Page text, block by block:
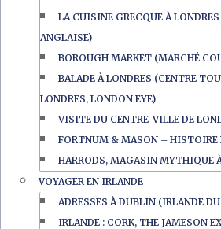
LA CUISINE GRECQUE À
ANGLAISE)
BOROUGH MARKET (MARCHÉ
BALADE À LONDRES (CENTRE
LONDRES, LONDON EYE)
VISITE DU CENTRE-VILLE DE
FORTNUM & MASON – HISTOIRE
HARRODS, MAGASIN MYTHIQUE
VOYAGER EN IRLANDE
ADRESSES À DUBLIN (IRLANDE
IRLANDE : CORK, THE JAMESON